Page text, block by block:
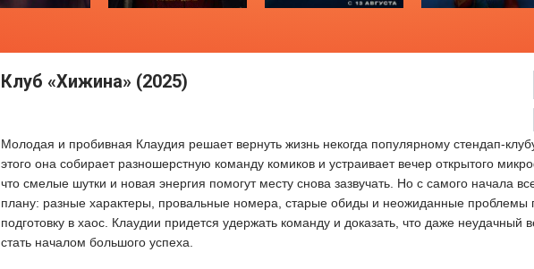
Клуб «Хижина» (2025)
Молодая и пробивная Клаудия решает вернуть жизнь некогда популярному стендап-
этого она собирает разношерстную команду комиков и устраивает вечер открытого
что смелые шутки и новая энергия помогут месту снова зазвучать. Но с самого начала
плану: разные характеры, провальные номера, старые обиды и неожиданные
подготовку в хаос. Клаудии придется удержать команду и доказать, что даже неудачный
стать началом большого успеха.